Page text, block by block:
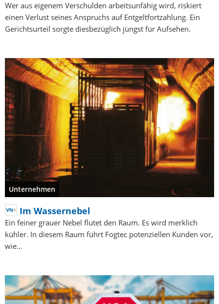
Wer aus eigenem Verschulden arbeitsunfähig wird, riskiert
einen Verlust seines Anspruchs auf Entgeltfortzahlung. Ein
Gerichtsurteil sorgte diesbezüglich jüngst für Aufsehen.
Unternehmen
Im Wassernebel
Ein feiner grauer Nebel flutet den Raum. Es wird merklich
kühler. In diesem Raum führt Fogtec potenziellen Kunden vor,
wie…